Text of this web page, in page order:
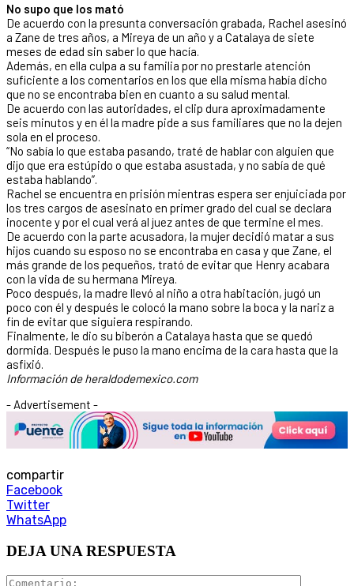
No supo que los mató
De acuerdo con la presunta conversación grabada, Rachel asesinó
a Zane de tres años, a Mireya de un año y a Catalaya de siete
meses de edad sin saber lo que hacía.
Además, en ella culpa a su familia por no prestarle atención
suficiente a los comentarios en los que ella misma había dicho
que no se encontraba bien en cuanto a su salud mental.
De acuerdo con las autoridades, el clip dura aproximadamente
seis minutos y en él la madre pide a sus familiares que no la dejen
sola en el proceso.
“No sabía lo que estaba pasando, traté de hablar con alguien que
dijo que era estúpido o que estaba asustada, y no sabía de qué
estaba hablando”.
Rachel se encuentra en prisión mientras espera ser enjuiciada por
los tres cargos de asesinato en primer grado del cual se declara
inocente y por el cual verá al juez antes de que termine el mes.
De acuerdo con la parte acusadora, la mujer decidió matar a sus
hijos cuando su esposo no se encontraba en casa y que Zane, el
más grande de los pequeños, trató de evitar que Henry acabara
con la vida de su hermana Mireya.
Poco después, la madre llevó al niño a otra habitación, jugó un
poco con él y después le colocó la mano sobre la boca y la nariz a
fin de evitar que siguiera respirando.
Finalmente, le dio su biberón a Catalaya hasta que se quedó
dormida. Después le puso la mano encima de la cara hasta que la
asfixió.
Información de heraldodemexico.com
- Advertisement -
compartir
Facebook
Twitter
WhatsApp
DEJA UNA RESPUESTA